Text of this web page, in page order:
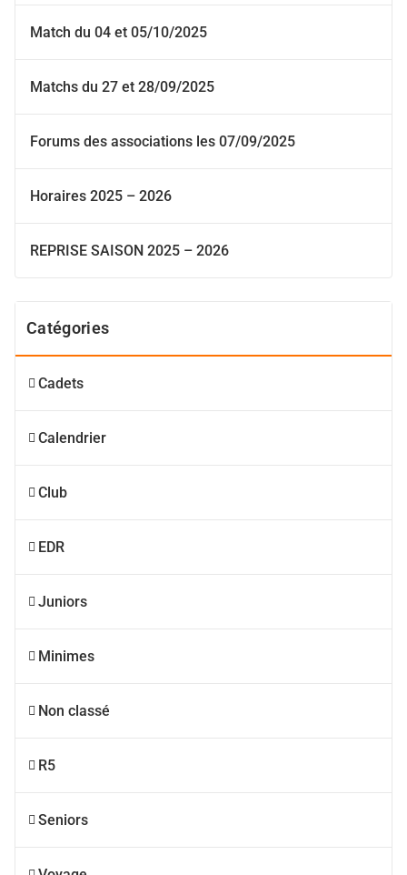
Match du 04 et 05/10/2025
Matchs du 27 et 28/09/2025
Forums des associations les 07/09/2025
Horaires 2025 – 2026
REPRISE SAISON 2025 – 2026
Catégories
Cadets
Calendrier
Club
EDR
Juniors
Minimes
Non classé
R5
Seniors